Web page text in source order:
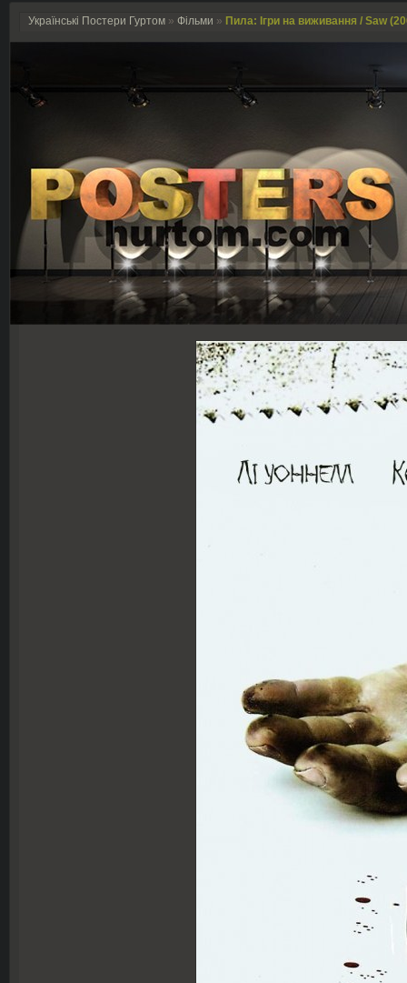
Українські Постери Гуртом » Фільми » Пила: Ігри на виживання / Saw